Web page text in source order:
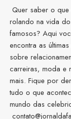
Quer saber o que
rolando na vida
famosos? Aqui
encontra as
sobre
carreiras, moda e
mais. Fique por
tudo o que
mundo das